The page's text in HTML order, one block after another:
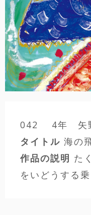
042 4年 矢
タイトル 海の
作品の説明 た
をいどうする乗